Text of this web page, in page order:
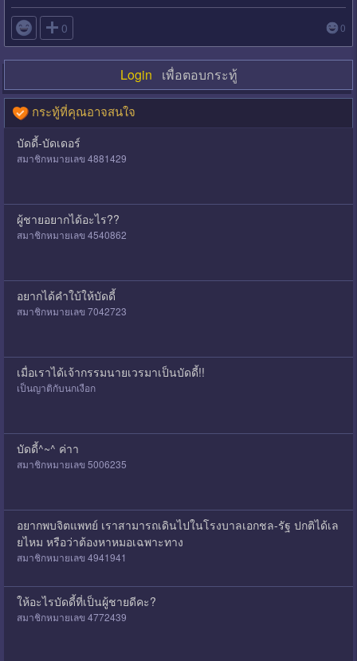
 0 0
Login เพื่อตอบกระทู้
กระทู้ที่คุณอาจสนใจ
บัดดี้-บัดเดอร์
สมาชิกหมายเลข 4881429
ผู้ชายอยากได้อะไร??
สมาชิกหมายเลข 4540862
อยากได้คำใบ้ให้บัดดี้
สมาชิกหมายเลข 7042723
เมื่อเราได้เจ้ากรรมนายเวรมาเป็นบัดดี้!!
เป็นญาติกับนกเงือก
บัดดี้^~^ ค่าา
สมาชิกหมายเลข 5006235
อยากพบจิตแพทย์ เราสามารถเดินไปในโรงบาลเอกชล-รัฐ ปกติได้เล
ยไหม หรือว่าต้องหาหมอเฉพาะทาง
สมาชิกหมายเลข 4941941
ให้อะไรบัดดี้ที่เป็นผู้ชายดีคะ?
สมาชิกหมายเลข 4772439